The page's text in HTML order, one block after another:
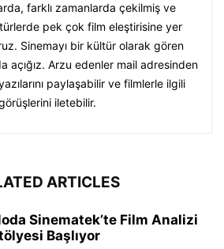
farklı zamanlarda çekilmiş ve
pek çok film eleştirisine yer
Sinemayı bir kültür olarak gören
açığız. Arzu edenler mail adresinden
paylaşabilir ve filmlerle ilgili
iletebilir.
ARTICLES
Sinematek’te Film Analizi
Başlıyor